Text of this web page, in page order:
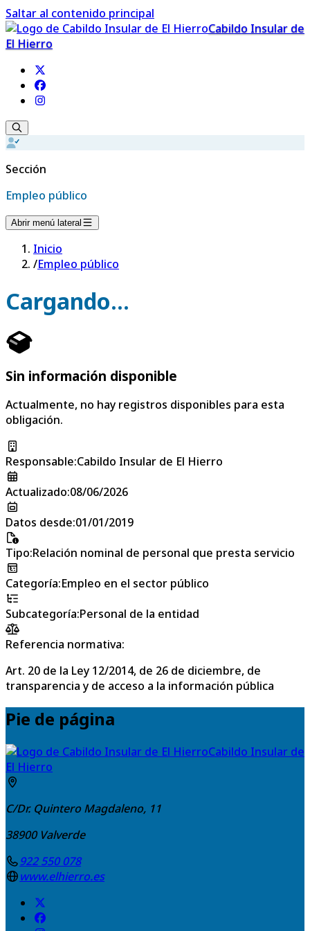
Saltar al contenido principal
Cabildo Insular de
El Hierro
Sección
Empleo público
Abrir menú lateral
Inicio
/Empleo público
Cargando...
Sin información disponible
Actualmente, no hay registros disponibles para esta
obligación.
Responsable:Cabildo Insular de El Hierro
Actualizado:08/06/2026
Datos desde:01/01/2019
Tipo:Relación nominal de personal que presta servicio
Categoría:Empleo en el sector público
Subcategoría:Personal de la entidad
Referencia normativa:
Art. 20 de la Ley 12/2014, de 26 de diciembre, de
transparencia y de acceso a la información pública
Pie de página
Cabildo Insular de
El Hierro
C/Dr. Quintero Magdaleno, 11
38900 Valverde
922 550 078
www.elhierro.es